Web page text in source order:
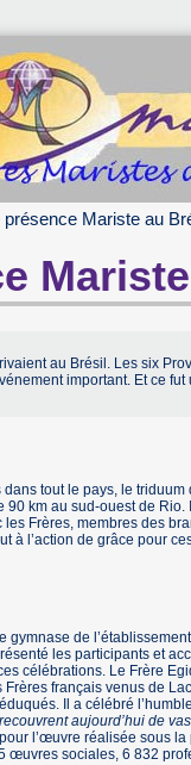
présence Mariste au
au Brésil. Les six
important. Et ce
tout le pays, le triduum
km au sud-ouest de
Frères, membres des
à l’action de grâce pour
de
les participants et
célébrations. Le Frère
français venus de
Il a célébré
aujourd’hui de
l’œuvre réalisée sous
sociales, 6 832